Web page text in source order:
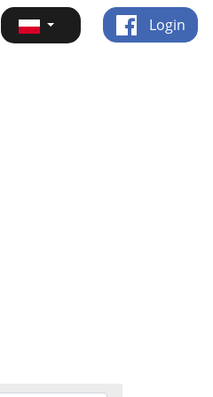
Login